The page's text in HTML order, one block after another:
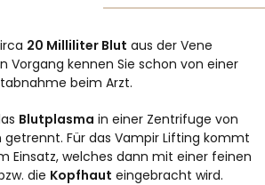
20 Milliliter Blut aus der Vene
Vorgang kennen Sie schon von einer
beim Arzt.
Blutplasma in einer Zentrifuge von
getrennt. Für das Vampir Lifting kommt
Einsatz, welches dann mit einer feinen
die Kopfhaut eingebracht wird.